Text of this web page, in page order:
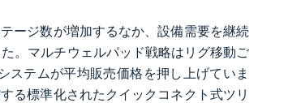
ージ数が増加するなか、設備需要を継続
。マルチウェルパッド戦略はリグ移動ご
ステムが平均販売価格を押し上げていま
る標準化されたクイックコネクト式ツリ